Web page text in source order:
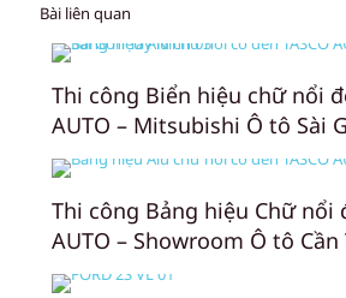
Bài liên quan
Thi công Biển hiệu chữ nổi
AUTO – Mitsubishi Ô tô Sài
Thi công Bảng hiệu Chữ nổi
AUTO – Showroom Ô tô Cần